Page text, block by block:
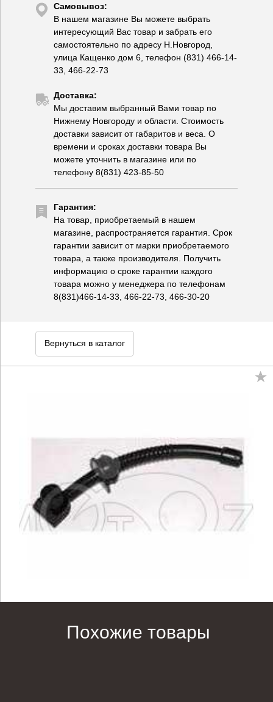
Самовывоз:
В нашем магазине Вы можете выбрать
интересующий Вас товар и забрать его
самостоятельно по адресу Н.Новгород,
улица Кащенко дом 6, телефон (831) 466-14-
33, 466-22-73
Доставка:
Мы доставим выбранный Вами товар по
Нижнему Новгороду и области. Стоимость
доставки зависит от габаритов и веса. О
времени и сроках доставки товара Вы
можете уточнить в магазине или по
телефону 8(831) 423-85-50
Гарантия:
На товар, приобретаемый в нашем
магазине, распространяется гарантия. Срок
гарантии зависит от марки приобретаемого
товара, а также производителя. Получить
информацию о сроке гарантии каждого
товара можно у менеджера по телефонам
8(831)466-14-33, 466-22-73, 466-30-20
Вернуться в каталог
Похожие товары